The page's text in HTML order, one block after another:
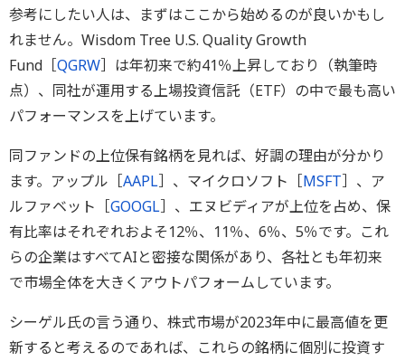
参考にしたい人は、まずはここから始めるのが良いかもし
れません。Wisdom Tree U.S. Quality Growth
Fund［QGRW］は年初来で約41％上昇しており（執筆時
点）、同社が運用する上場投資信託（ETF）の中で最も高い
パフォーマンスを上げています。
同ファンドの上位保有銘柄を見れば、好調の理由が分かり
ます。アップル［AAPL］、マイクロソフト［MSFT］、ア
ルファベット［GOOGL］、エヌビディアが上位を占め、保
有比率はそれぞれおよそ12％、11％、6％、5％です。これ
らの企業はすべてAIと密接な関係があり、各社とも年初来
で市場全体を大きくアウトパフォームしています。
シーゲル氏の言う通り、株式市場が2023年中に最高値を更
新すると考えるのであれば、これらの銘柄に個別に投資す